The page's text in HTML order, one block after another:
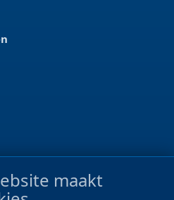
maakt